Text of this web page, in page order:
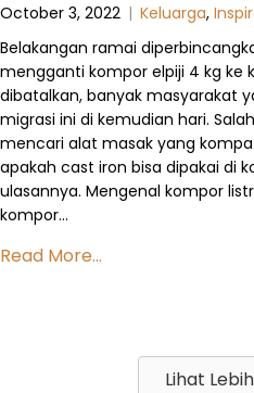
October 3, 2022 | Keluarga,
Belakangan ramai
mengganti kompor elpiji 4 kg ke
dibatalkan, banyak masyarakat
migrasi ini di kemudian hari.
mencari alat masak yang
apakah cast iron bisa dipakai di
ulasannya. Mengenal kompor
kompor…
Read More...
Lihat